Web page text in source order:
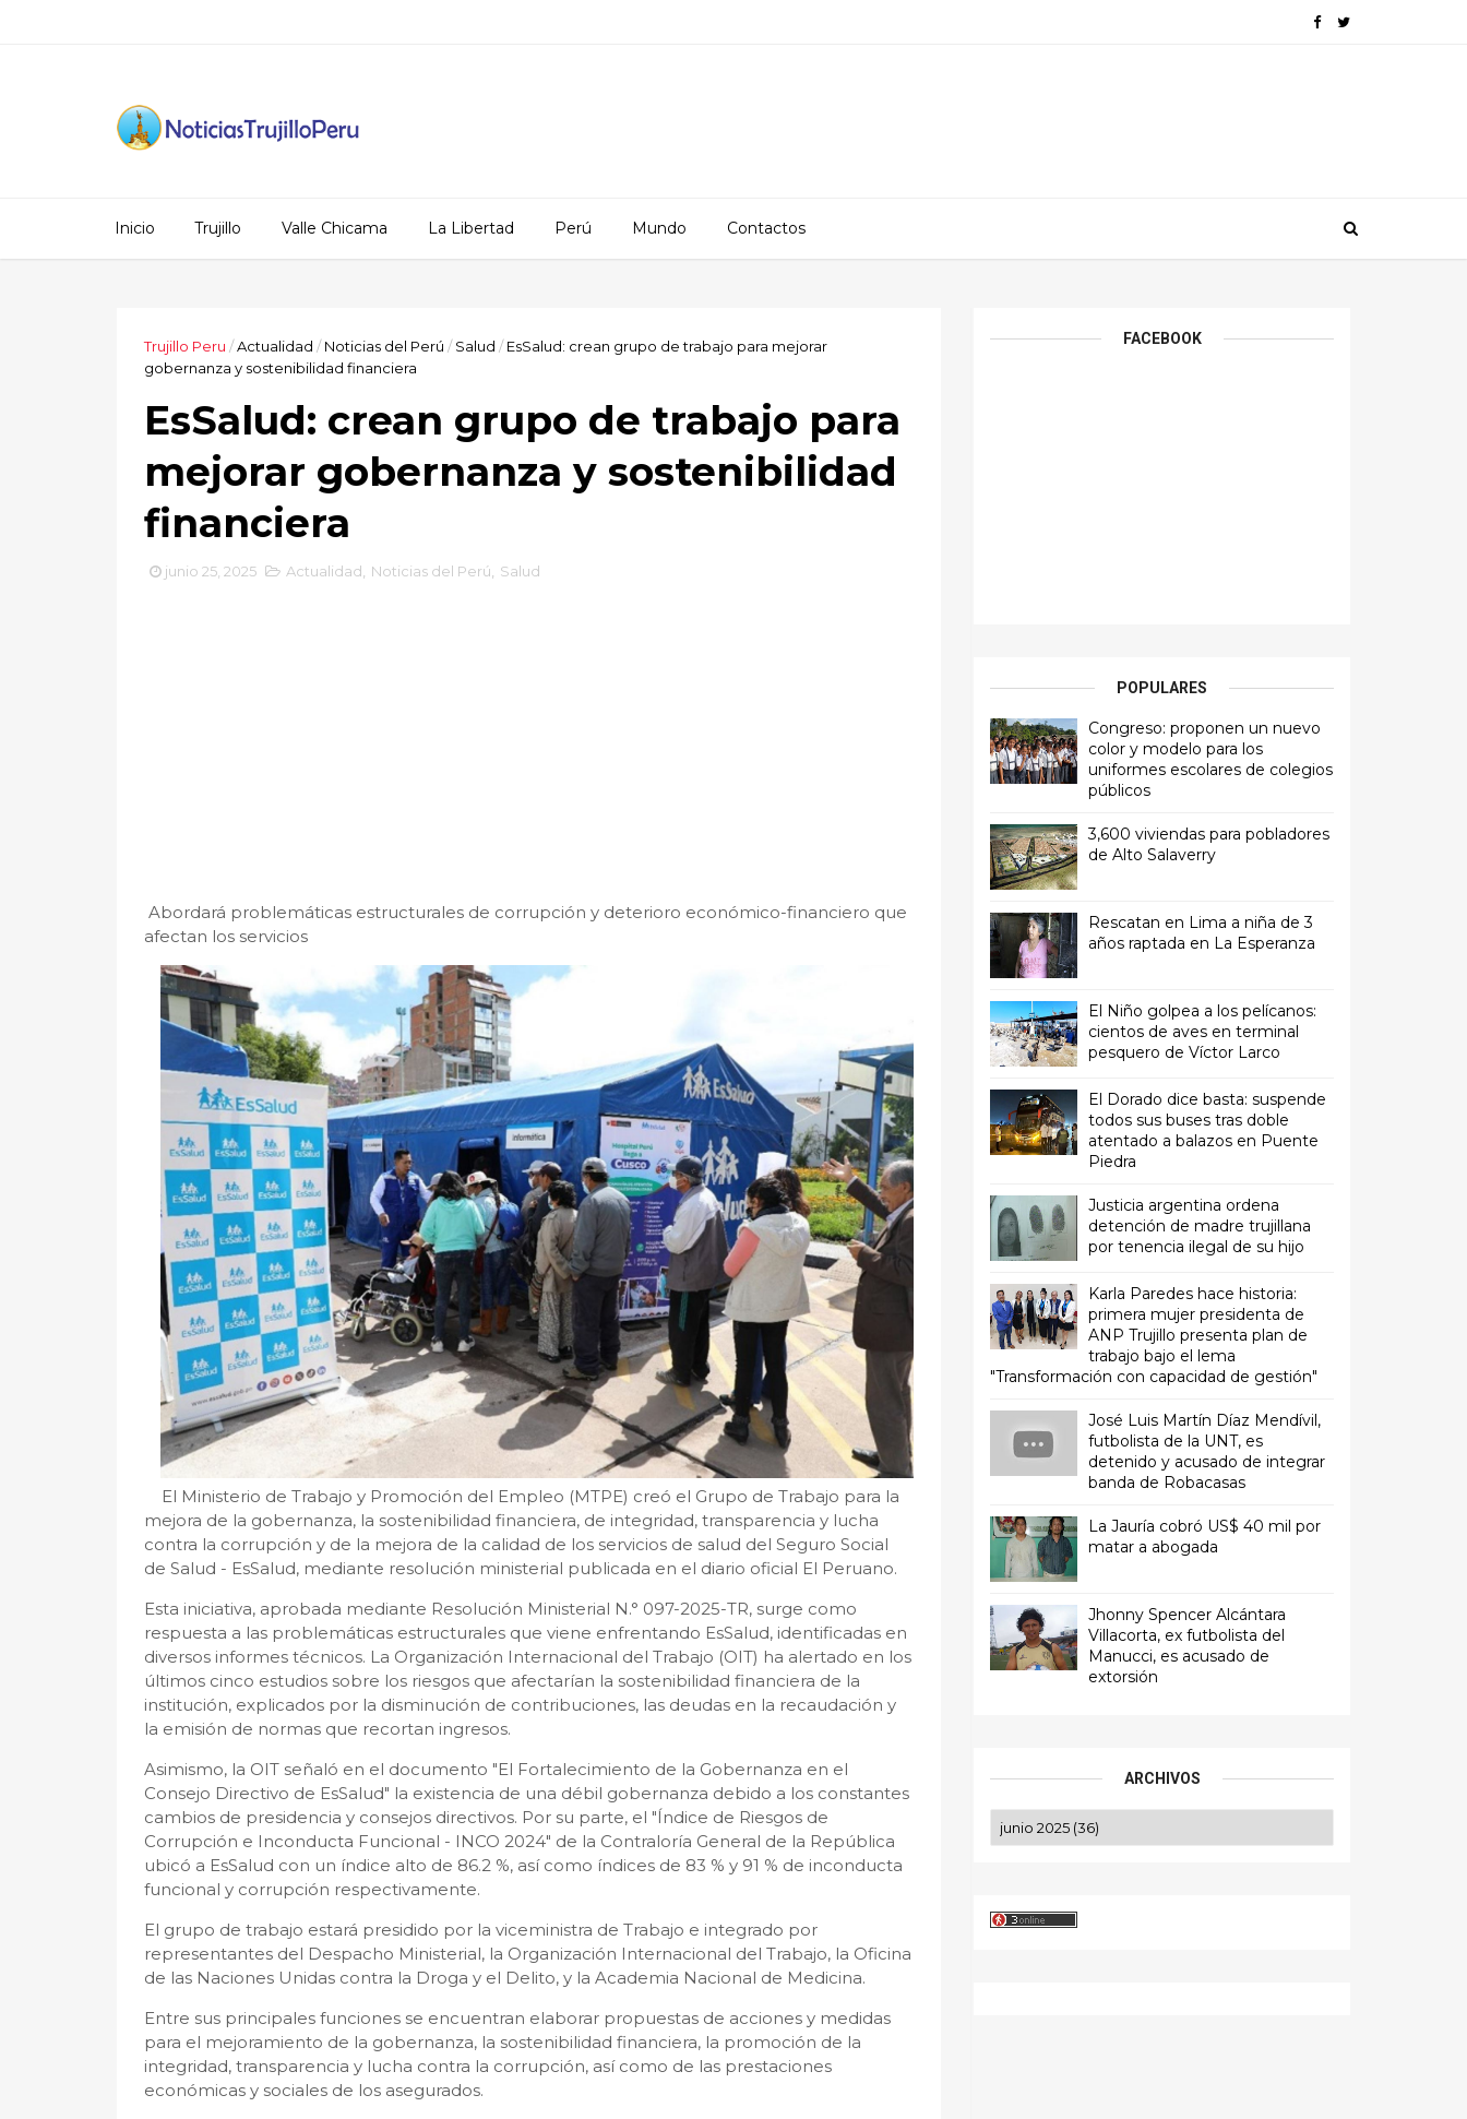
Inicio Trujillo Valle Chicama La Libertad Perú Mundo Contactos
Trujillo Peru /Actualidad / Noticias del Perú / Salud / EsSalud: crean grupo de trabajo para mejorar
gobernanza y sostenibilidad financiera
EsSalud: crean grupo de trabajo para
mejorar gobernanza y sostenibilidad
financiera
junio 25, 2025 Actualidad Noticias del Perú Salud
Abordará problemáticas estructurales de corrupción y deterioro económico-financiero que
afectan los servicios
El Ministerio de Trabajo y Promoción del Empleo (MTPE) creó el Grupo de Trabajo para la
mejora de la gobernanza, la sostenibilidad financiera, de integridad, transparencia y lucha
contra la corrupción y de la mejora de la calidad de los servicios de salud del Seguro Social
de Salud - EsSalud, mediante resolución ministerial publicada en el diario oficial El Peruano.
Esta iniciativa, aprobada mediante Resolución Ministerial N.° 097-2025-TR, surge como
respuesta a las problemáticas estructurales que viene enfrentando EsSalud, identificadas en
diversos informes técnicos. La Organización Internacional del Trabajo (OIT) ha alertado en los
últimos cinco estudios sobre los riesgos que afectarían la sostenibilidad financiera de la
institución, explicados por la disminución de contribuciones, las deudas en la recaudación y
la emisión de normas que recortan ingresos.
Asimismo, la OIT señaló en el documento "El Fortalecimiento de la Gobernanza en el
Consejo Directivo de EsSalud" la existencia de una débil gobernanza debido a los constantes
cambios de presidencia y consejos directivos. Por su parte, el "Índice de Riesgos de
Corrupción e Inconducta Funcional - INCO 2024" de la Contraloría General de la República
ubicó a EsSalud con un índice alto de 86.2 %, así como índices de 83 % y 91 % de inconducta
funcional y corrupción respectivamente.
El grupo de trabajo estará presidido por la viceministra de Trabajo e integrado por
representantes del Despacho Ministerial, la Organización Internacional del Trabajo, la Oficina
de las Naciones Unidas contra la Droga y el Delito, y la Academia Nacional de Medicina.
Entre sus principales funciones se encuentran elaborar propuestas de acciones y medidas
para el mejoramiento de la gobernanza, la sostenibilidad financiera, la promoción de la
integridad, transparencia y lucha contra la corrupción, así como de las prestaciones
económicas y sociales de los asegurados.
FACEBOOK
POPULARES
Congreso: proponen un nuevo
color y modelo para los
uniformes escolares de colegios
públicos
3,600 viviendas para pobladores
de Alto Salaverry
Rescatan en Lima a niña de 3
años raptada en La Esperanza
El Niño golpea a los pelícanos:
cientos de aves en terminal
pesquero de Víctor Larco
El Dorado dice basta: suspende
todos sus buses tras doble
atentado a balazos en Puente
Piedra
Justicia argentina ordena
detención de madre trujillana
por tenencia ilegal de su hijo
Karla Paredes hace historia:
primera mujer presidenta de
ANP Trujillo presenta plan de
trabajo bajo el lema
"Transformación con capacidad de gestión"
José Luis Martín Díaz Mendívil,
futbolista de la UNT, es
detenido y acusado de integrar
banda de Robacasas
La Jauría cobró US$ 40 mil por
matar a abogada
Jhonny Spencer Alcántara
Villacorta, ex futbolista del
Manucci, es acusado de
extorsión
ARCHIVOS